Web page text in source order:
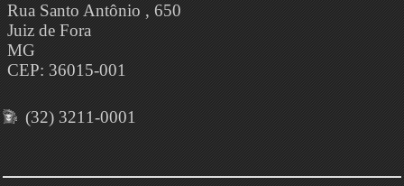
Rua Santo Antônio , 650
Juiz de Fora
MG
CEP: 36015-001
(32) 3211-0001